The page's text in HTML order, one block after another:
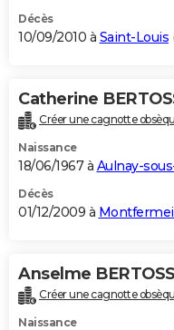
Décès
10/09/2010 à Saint-Louis
Catherine
Créer une cagnotte
Naissance
18/06/1967 à Aulnay-
Décès
01/12/2009 à
Anselme
Créer une cagnotte
Naissance